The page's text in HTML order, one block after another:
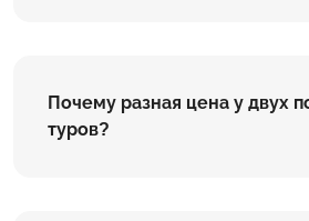
Почему разная цена у двух
туров?